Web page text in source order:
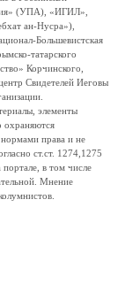
(УПА), «ИГИЛ»,
ан-Нусра»),
Большевистская
татарского
Корчинского,
Свидетелей Иеговы
элементы
охраняются
права и не
ст.ст. 1274,1275
в том числе
Мнение